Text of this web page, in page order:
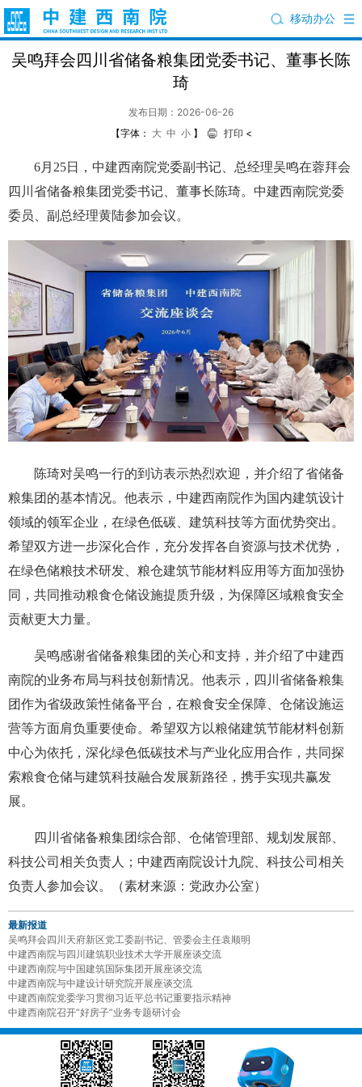
移动办公
吴鸣拜会四川省储备粮集团党委书记、董事长陈
琦
发布日期：2026-06-26
【字体： 大 中 小 】 打印 <
6月25日，中建西南院党委副书记、总经理吴鸣在蓉拜会
四川省储备粮集团党委书记、董事长陈琦。中建西南院党委
委员、副总经理黄陆参加会议。
陈琦对吴鸣一行的到访表示热烈欢迎，并介绍了省储备
粮集团的基本情况。他表示，中建西南院作为国内建筑设计
领域的领军企业，在绿色低碳、建筑科技等方面优势突出。
希望双方进一步深化合作，充分发挥各自资源与技术优势，
在绿色储粮技术研发、粮仓建筑节能材料应用等方面加强协
同，共同推动粮食仓储设施提质升级，为保障区域粮食安全
贡献更大力量。
吴鸣感谢省储备粮集团的关心和支持，并介绍了中建西
南院的业务布局与科技创新情况。他表示，四川省储备粮集
团作为省级政策性储备平台，在粮食安全保障、仓储设施运
营等方面肩负重要使命。希望双方以粮储建筑节能材料创新
中心为依托，深化绿色低碳技术与产业化应用合作，共同探
索粮食仓储与建筑科技融合发展新路径，携手实现共赢发
展。
四川省储备粮集团综合部、仓储管理部、规划发展部、
科技公司相关负责人；中建西南院设计九院、科技公司相关
负责人参加会议。（素材来源：党政办公室）
最新报道
吴鸣拜会四川天府新区党工委副书记、管委会主任袁顺明
中建西南院与四川建筑职业技术大学开展座谈交流
中建西南院与中国建筑国际集团开展座谈交流
中建西南院与中建设计研究院开展座谈交流
中建西南院党委学习贯彻习近平总书记重要指示精神
中建西南院召开“好房子”业务专题研讨会